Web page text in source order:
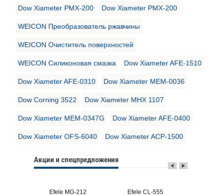
Dow Xiameter PMX-200 Dow Xiameter PMX-200
WEICON Преобразователь ржавчины
WEICON Очиститель поверхностей
WEICON Силиконовая смазка Dow Xiameter AFE-1510
Dow Xiameter AFE-0310 Dow Xiameter MEM-0036
Dow Corning 3522 Dow Xiameter MHX 1107
Dow Xiameter MEM-0347G Dow Xiameter AFE-0400
Dow Xiameter OFS-6040 Dow Xiameter ACP-1500
Акции и спецпредложения
Efele MG-212 Efele CL-555